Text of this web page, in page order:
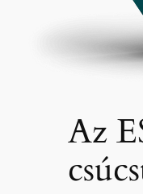
Az